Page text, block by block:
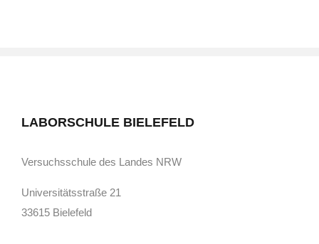
LABORSCHULE BIELEFELD
Versuchsschule des Landes NRW
Universitätsstraße 21
33615 Bielefeld